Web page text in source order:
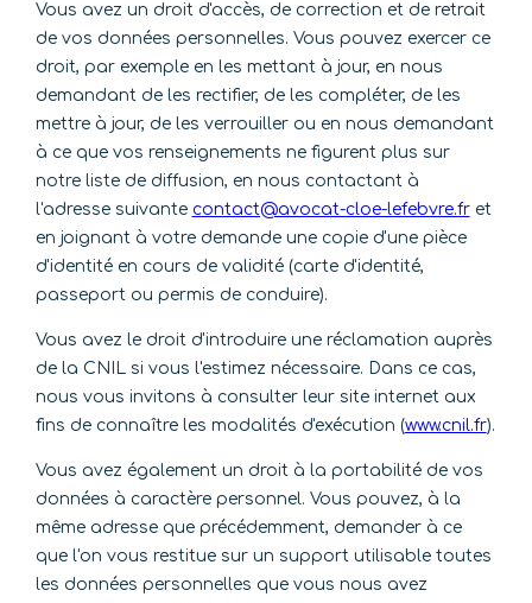
Vous avez un droit d'accès, de correction et de retrait
de vos données personnelles. Vous pouvez exercer ce
droit, par exemple en les mettant à jour, en nous
demandant de les rectifier, de les compléter, de les
mettre à jour, de les verrouiller ou en nous demandant
à ce que vos renseignements ne figurent plus sur
notre liste de diffusion, en nous contactant à
l'adresse suivante contact@avocat-cloe-lefebvre.fret
en joignant à votre demande une copie d'une pièce
d'identité en cours de validité (carte d'identité,
passeport ou permis de conduire).
Vous avez le droit d'introduire une réclamation auprès
de la CNIL si vous l'estimez nécessaire. Dans ce cas,
nous vous invitons à consulter leur site internet aux
fins de connaître les modalités d'exécution (www.cnil.fr).
Vous avez également un droit à la portabilité de vos
données à caractère personnel. Vous pouvez, à la
même adresse que précédemment, demander à ce
que l'on vous restitue sur un support utilisable toutes
les données personnelles que vous nous avez